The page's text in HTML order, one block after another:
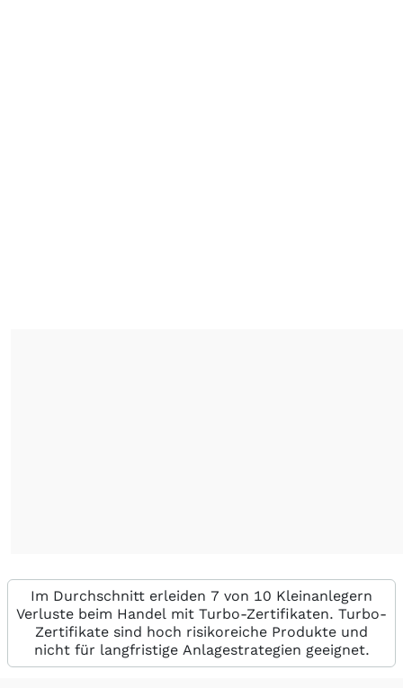
Im Durchschnitt erleiden 7 von 10 Kleinanlegern
Verluste beim Handel mit Turbo-Zertifikaten. Turbo-
Zertifikate sind hoch risikoreiche Produkte und
nicht für langfristige Anlagestrategien geeignet.